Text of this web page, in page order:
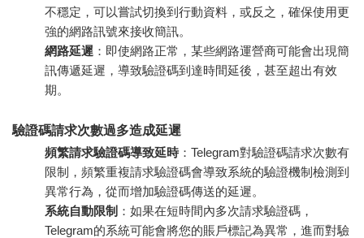
不穩定，可以嘗試切換到行動資料，或反之，確保使用更
強的網路訊號來接收簡訊。
網路延遲 ：即使網路正常，某些網路運營商可能會出現簡
訊傳遞延遲，導致驗證碼到達時間延後，甚至超出有效
期。
驗證碼請求次數過多造成延遲
頻繁請求驗證碼導致延時：Telegram對驗證碼請求次數有
限制，頻繁重複請求驗證碼會導致系統的驗證機制檢測到
異常行為，從而增加驗證碼傳送的延遲。
系統自動限制 ：如果在短時間內多次請求驗證碼，
Telegram的系統可能會將您的賬戶標記為異常，進而對驗